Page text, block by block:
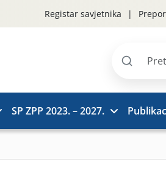
Registar savjetnika
Pretraži
SP ZPP 2023. – 2027.